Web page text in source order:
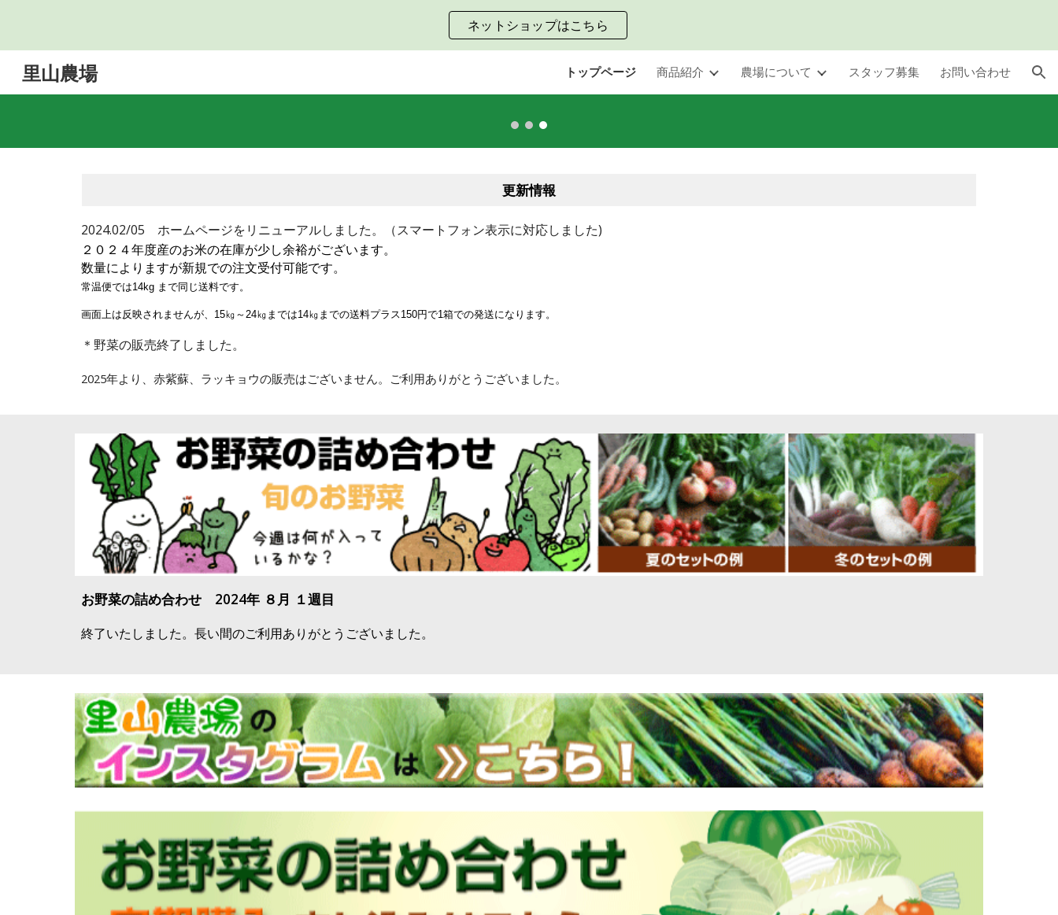
ネットショップはこちら
里山農場 トップページ 商品紹介 農場について スタッフ募集 お問い合わせ
更新情報
2024.02/05 ホームページをリニューアルしました。（スマートフォン表示に対応しました)
２０２４年度産のお米の在庫が少し余裕がございます。
数量によりますが新規での注文受付可能です。
常温便では14kg まで同じ送料です。
画面上は反映されませんが、15㎏～24㎏までは14㎏までの送料プラス150円で1箱での発送になります。
＊野菜の販売終了しました。
2025年より、赤紫蘇、ラッキョウの販売はございません。ご利用ありがとうございました。
お野菜の詰め合わせ 2024年 ８月 １週目
終了いたしました。長い間のご利用ありがとうございました。